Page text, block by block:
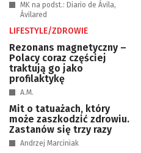
MK na podst.: Diario de Ávila,
Ávilared
LIFESTYLE/ZDROWIE
Rezonans magnetyczny –
Polacy coraz częściej
traktują go jako
profilaktykę
A.M.
Mit o tatuażach, który
może zaszkodzić zdrowiu.
Zastanów się trzy razy
Andrzej Marciniak